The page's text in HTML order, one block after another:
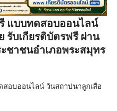
แบบทดสอบออนไลน์
รับเกียรติบัตรฟรี ผ่าน
ชาชนอำเภอพระสมุทร
อบออนไลน์ วันสถาปนาลูกเสือ